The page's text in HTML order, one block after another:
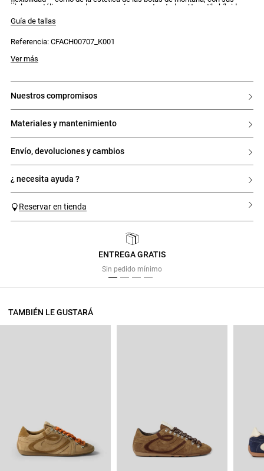
ojales metálicos y cordones oversize y contrastados. Un estilo híbrido,
al azar – como su pieza caligrafiada y las iniciales CP en relieve en la
para reinventar lo cotidiano.
- Firma gráfica
- Cordones en contraste
Guía de tallas
Referencia: CFACH00707_K001
Ver más
nuestros compromisos
materiales y mantenimiento
envío, devoluciones y cambios
¿ necesita ayuda ?
Reservar en tienda
ENTREGA GRATIS
Sin pedido mínimo
TAMBIÉN LE GUSTARÁ